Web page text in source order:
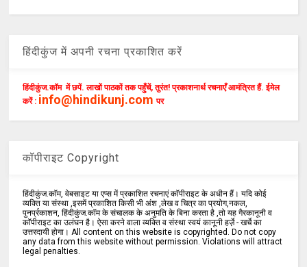
हिंदीकुंज में अपनी रचना प्रकाशित करें
हिंदीकुंज.कॉम में छपें. लाखों पाठकों तक पहुँचें, तुरंत! प्रकाशनार्थ रचनाएँ आमंत्रित हैं. ईमेल
करें : info@hindikunj.com पर
कॉपीराइट Copyright
हिंदीकुंज.कॉम, वेबसाइट या एप्स में प्रकाशित रचनाएं कॉपीराइट के अधीन हैं। यदि कोई
व्यक्ति या संस्था ,इसमें प्रकाशित किसी भी अंश ,लेख व चित्र का प्रयोग,नकल,
पुनर्प्रकाशन, हिंदीकुंज.कॉम के संचालक के अनुमति के बिना करता है ,तो यह गैरकानूनी व
कॉपीराइट का उलंघन है। ऐसा करने वाला व्यक्ति व संस्था स्वयं कानूनी हर्ज़े - खर्चे का
उत्तरदायी होगा। All content on this website is copyrighted. Do not copy
any data from this website without permission. Violations will attract
legal penalties.